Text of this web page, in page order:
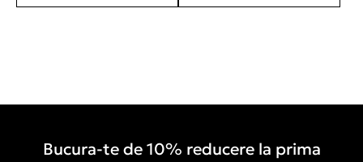
Bucura-te de 10% reducere la prima